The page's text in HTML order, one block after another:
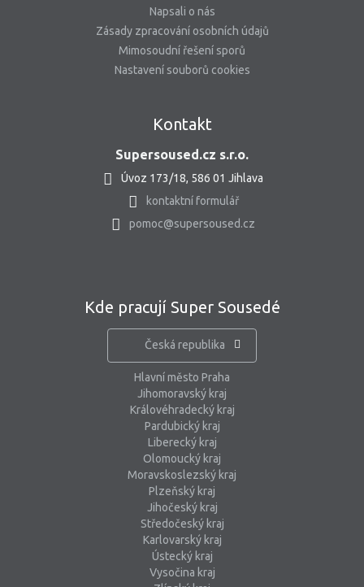
Napsali o nás
Zásady zpracování osobních údajů
Mimosoudní řešení sporů
Nastavení souborů cookies
Kontakt
Supersoused.cz s.r.o.
Úvoz 173/18, 586 01 Jihlava
kontaktní formulář
pomoc@supersoused.cz
Kde pracují Super Sousedé
Česká republika
Hlavní město Praha
Jihomoravský kraj
Královéhradecký kraj
Pardubický kraj
Liberecký kraj
Olomoucký kraj
Moravskoslezský kraj
Plzeňský kraj
Jihočeský kraj
Středočeský kraj
Karlovarský kraj
Ústecký kraj
Vysočina kraj